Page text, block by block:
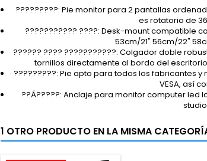
?????????: Pie monitor para 2 pantallas
es rotatorio de
??????????? ????: Desk-mount compatible
53cm/21" 56cm/22"
?????? ???? ???????????: Colgador doble
tornillos directamente al bordo del
?????????: Pie apto para todos los fabricantes
VESA, así
??Á?????: Anclaje para monitor computer
1 OTRO PRODUCTO EN LA MISMA